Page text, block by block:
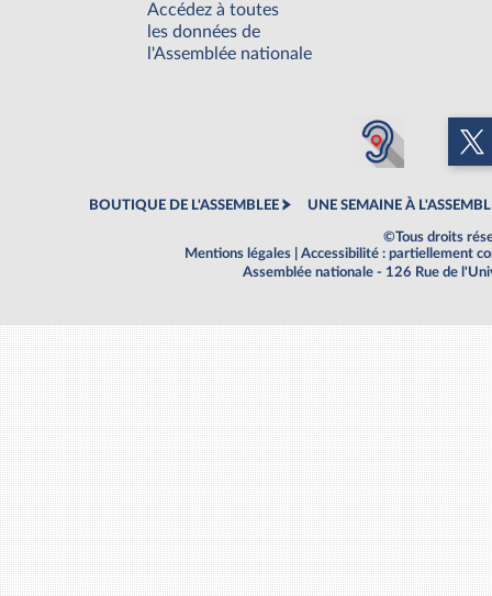
Accédez à toutes
les données de
l'Assemblée nationale
BOUTIQUE DE L'ASSEMBLEE UNE SEMAINE À
©Tous droits
Mentions légales
Accessibilité : partiellement
Assemblée nationale - 126 Rue de